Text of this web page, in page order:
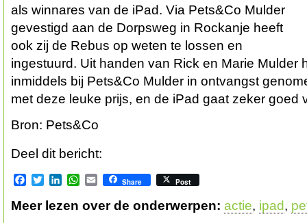
als winnares van de iPad. Via Pets&Co Mulder
gevestigd aan de Dorpsweg in Rockanje heeft
ook zij de Rebus op weten te lossen en
ingestuurd. Uit handen van Rick en Marie Mulder
inmiddels bij Pets&Co Mulder in ontvangst
met deze leuke prijs, en de iPad gaat zeker goed
Bron: Pets&Co
Deel dit bericht:
Facebook
TwitterLinkedInWhatsApp
EmailShare Post
Meer lezen over de onderwerpen: actie, ipad,